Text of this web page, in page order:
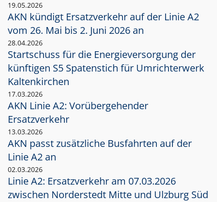
19.05.2026
AKN kündigt Ersatzverkehr auf der Linie A2
vom 26. Mai bis 2. Juni 2026 an
28.04.2026
Startschuss für die Energieversorgung der
künftigen S5 Spatenstich für Umrichterwerk
Kaltenkirchen
17.03.2026
AKN Linie A2: Vorübergehender
Ersatzverkehr
13.03.2026
AKN passt zusätzliche Busfahrten auf der
Linie A2 an
02.03.2026
Linie A2: Ersatzverkehr am 07.03.2026
zwischen Norderstedt Mitte und Ulzburg Süd